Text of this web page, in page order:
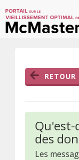
RETOUR
Qu'est-
des
Les